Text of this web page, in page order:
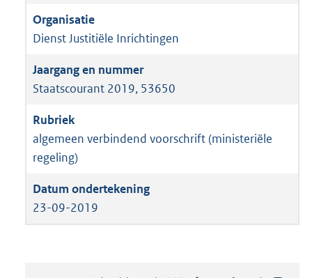
Dienst Justitiële Inrichtingen
Staatscourant 2019, 53650
algemeen verbindend voorschrift (ministeriële
regeling)
23-09-2019